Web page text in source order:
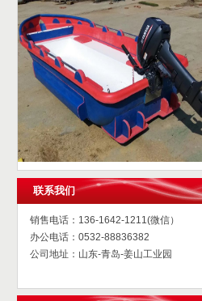
联系我们
销售电话：136-1642-1211(微信）
办公电话：0532-88836382
公司地址：山东-青岛-姜山工业园